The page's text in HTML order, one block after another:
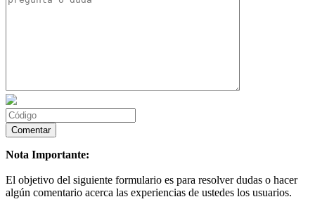
Nota Importante:
El objetivo del siguiente formulario es para resolver dudas o hacer
algún comentario acerca las experiencias de ustedes los usuarios.